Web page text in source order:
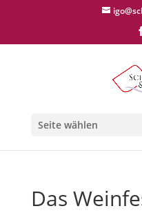
Seite wählen
Das